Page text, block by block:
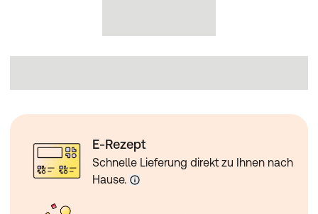
E-Rezept
Schnelle Lieferung direkt zu Ihnen nach
Hause.